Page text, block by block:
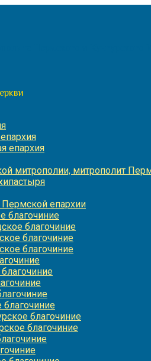
епархия
митрополии, митрополит
епархии
благочиние
благочиние
благочиние
благочиние
благочиние
благочиние